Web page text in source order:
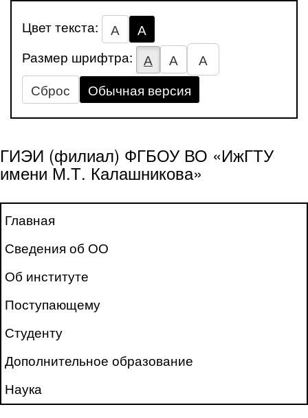
Цвет текста: А
А
Размер шрифтра:
А А
А
Сброс
Обычная версия
ГИЭИ (филиал) ФГБОУ ВО «ИжГТУ
имени М.Т. Калашникова»
Главная
Сведения об ОО
Об институте
Поступающему
Студенту
Дополнительное образование
Наука